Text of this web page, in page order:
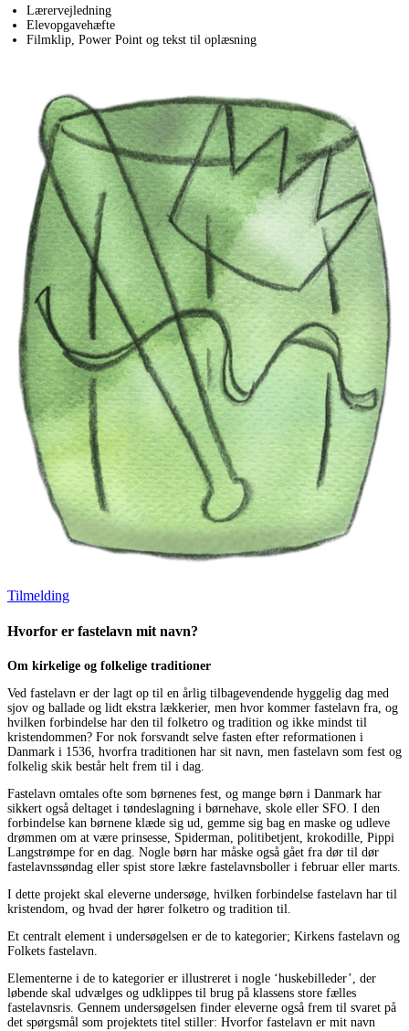
Lærervejledning
Elevopgavehæfte
Filmklip, Power Point og tekst til oplæsning
Tilmelding
Hvorfor er fastelavn mit navn?
Om kirkelige og folkelige traditioner
Ved fastelavn er der lagt op til en årlig tilbagevendende hyggelig dag med
sjov og ballade og lidt ekstra lækkerier, men hvor kommer fastelavn fra, og
hvilken forbindelse har den til folketro og tradition og ikke mindst til
kristendommen? For nok forsvandt selve fasten efter reformationen i
Danmark i 1536, hvorfra traditionen har sit navn, men fastelavn som fest og
folkelig skik består helt frem til i dag.
Fastelavn omtales ofte som børnenes fest, og mange børn i Danmark har
sikkert også deltaget i tøndeslagning i børnehave, skole eller SFO. I den
forbindelse kan børnene klæde sig ud, gemme sig bag en maske og udleve
drømmen om at være prinsesse, Spiderman, politibetjent, krokodille, Pippi
Langstrømpe for en dag. Nogle børn har måske også gået fra dør til dør
fastelavnssøndag eller spist store lækre fastelavnsboller i februar eller marts.
I dette projekt skal eleverne undersøge, hvilken forbindelse fastelavn har til
kristendom, og hvad der hører folketro og tradition til.
Et centralt element i undersøgelsen er de to kategorier; Kirkens fastelavn og
Folkets fastelavn.
Elementerne i de to kategorier er illustreret i nogle ‘huskebilleder’, der
løbende skal udvælges og udklippes til brug på klassens store fælles
fastelavnsris. Gennem undersøgelsen finder eleverne også frem til svaret på
det spørgsmål som projektets titel stiller: Hvorfor fastelavn er mit navn